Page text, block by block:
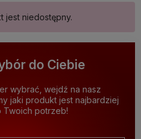
jest niedostępny.
do Ciebie
wybrać, wejdź na nasz
jaki produkt jest najbardziej
Twoich potrzeb!